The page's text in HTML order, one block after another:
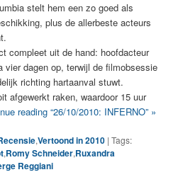
stelt hem een zo goed als
plus de allerbeste acteurs
compleet uit de hand: hoofdacteur
vier dagen op, terwijl de filmobsessie
richting hartaanval stuwt.
afgewerkt raken, waardoor 15 uur
reading “26/10/2010: INFERNO” »
,Vertoond in 2010 |Tags:
,Romy Schneider,Ruxandra
Reggiani